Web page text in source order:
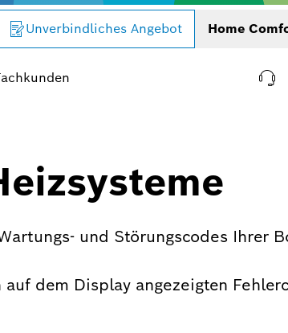
Unverbindliches Angebot Home
und Störungscodes Ihrer
dem Display angezeigten